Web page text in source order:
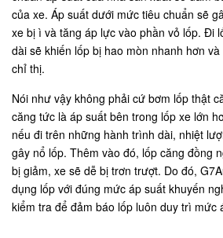
của xe. Áp suất dưới mức tiêu chuẩn sẽ
xe bị ì và tăng áp lực vào phần vỏ lốp. Đi
dài sẽ khiến lốp bị hao mòn nhanh hơn
chỉ thị.
Nói như vậy không phải cứ bơm lốp thật
căng tức là áp suất bên trong lốp xe lớn
nếu đi trên những hành trình dài, nhiệt
gây nổ lốp. Thêm vào đó, lốp căng đồng
bị giảm, xe sẽ dễ bị trơn trượt. Do đó,
dụng lốp với đúng mức áp suất khuyến
kiểm tra để đảm báo lốp luôn duy trì mức